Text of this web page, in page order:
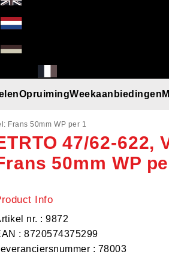
OpruimingWeekaanbiedingen
Frans 50mm WP per 1
47/62-622,
50mm WP
Info
nr. : 9872
: 8720574375299
: 78003